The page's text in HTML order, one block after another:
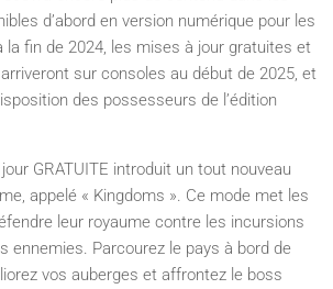
d’abord en version numérique pour les
la fin de 2024, les mises à jour gratuites et
sur consoles au début de 2025, et
des possesseurs de l’édition
GRATUITE introduit un tout nouveau
appelé « Kingdoms ». Ce mode met les
leur royaume contre les incursions
ennemies. Parcourez le pays à bord de
vos auberges et affrontez le boss